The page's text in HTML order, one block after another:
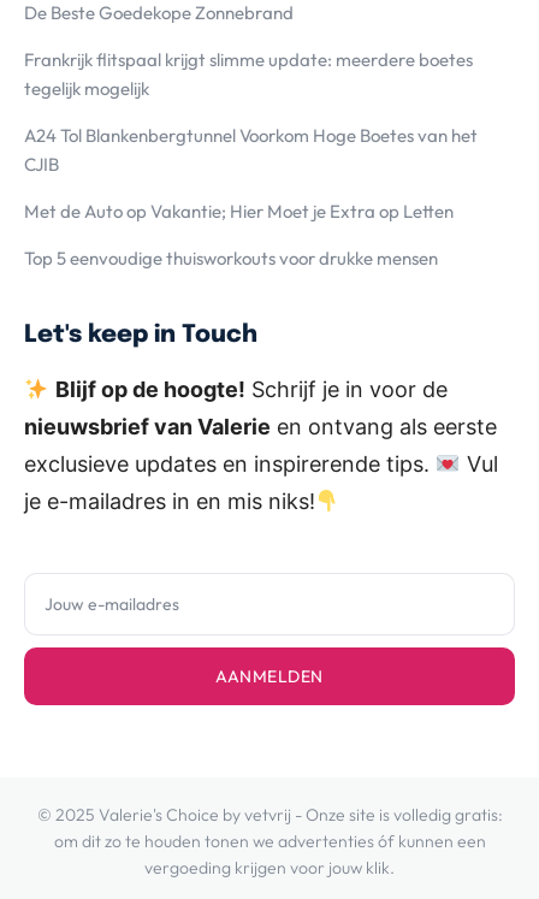
De Beste Goedekope Zonnebrand
Frankrijk flitspaal krijgt slimme update: meerdere boetes
tegelijk mogelijk
A24 Tol Blankenbergtunnel Voorkom Hoge Boetes van het
CJIB
Met de Auto op Vakantie; Hier Moet je Extra op Letten
Top 5 eenvoudige thuisworkouts voor drukke mensen
Let's keep in Touch
Blijf op de hoogte! Schrijf je in voor de
nieuwsbrief van Valerie en ontvang als eerste
exclusieve updates en inspirerende tips.
Vul
je e-mailadres in en mis niks!
AANMELDEN
© 2025 Valerie's Choice by vetvrij - Onze site is volledig gratis:
om dit zo te houden tonen we advertenties óf kunnen een
vergoeding krijgen voor jouw klik.